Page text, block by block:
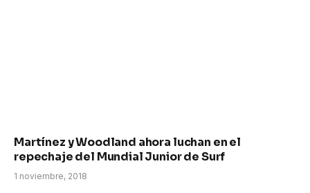
Martínez y Woodland ahora luchan en el
repechaje del Mundial Junior de Surf
1 noviembre, 2018